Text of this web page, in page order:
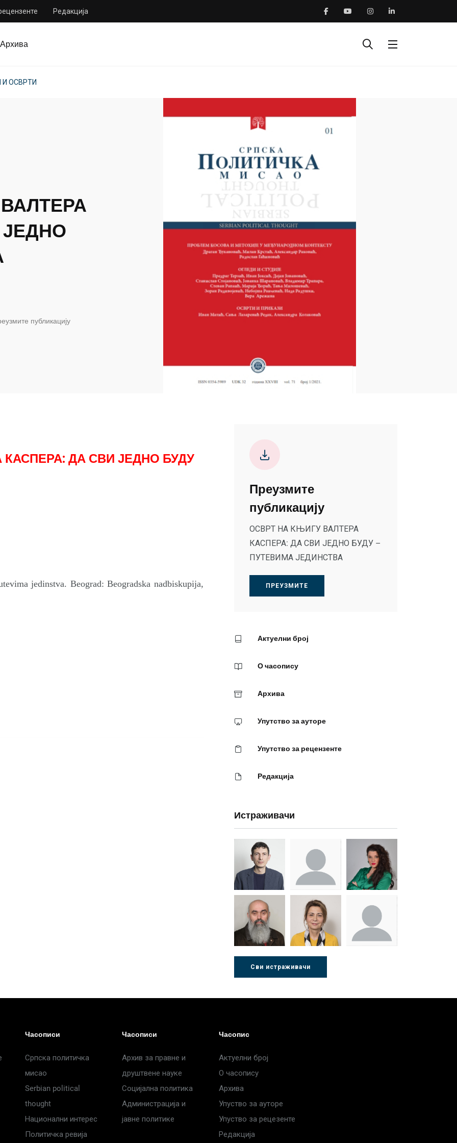
Редакција
Архива
И ОСВРТИ
публикацију
ДА СВИ ЈЕДНО БУДУ
jedinstva. Beograd: Beogradska nadbiskupija,
Преузмите
публикацију
ОСВРТ НА КЊИГУ ВАЛТЕРА
КАСПЕРА: ДА СВИ ЈЕДНО БУДУ –
ПУТЕВИМА ЈЕДИНСТВА
ПРЕУЗМИТЕ
Актуелни број
О часопису
Архива
Упутство за ауторе
Упутство за рецензенте
Редакција
Истраживачи
Др Миша
Стојадиновић
Зоран
Милошевић
Др Марија
Ђорић
Др Љубиша
Деспотовић
Др Нада
Радушки
Сви истраживачи
Часописи
Српска политичка
мисао
Serbian political
thought
Национални интерес
Политичка ревија
Часописи
Архив за правне и
друштвене науке
Социјална политика
Администрација и
јавне политике
Часопис
Актуелни број
О часопису
Архива
Упуство за ауторе
Упуство за рецезенте
Редакција